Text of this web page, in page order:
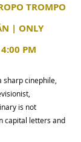
TROMPO
| ONLY
PM
sharp cinephile,
is not
capital letters and